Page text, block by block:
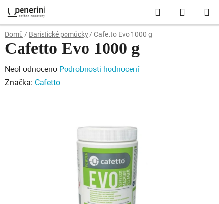
na
obsah
Hledat
KOŠÍK
Domů / Baristické pomůcky / Cafetto Evo 1000 g
Cafetto Evo 1000 g
Průměrné
hodnocení
Neohodnoceno Podrobnosti hodnocení
Značka: Cafetto